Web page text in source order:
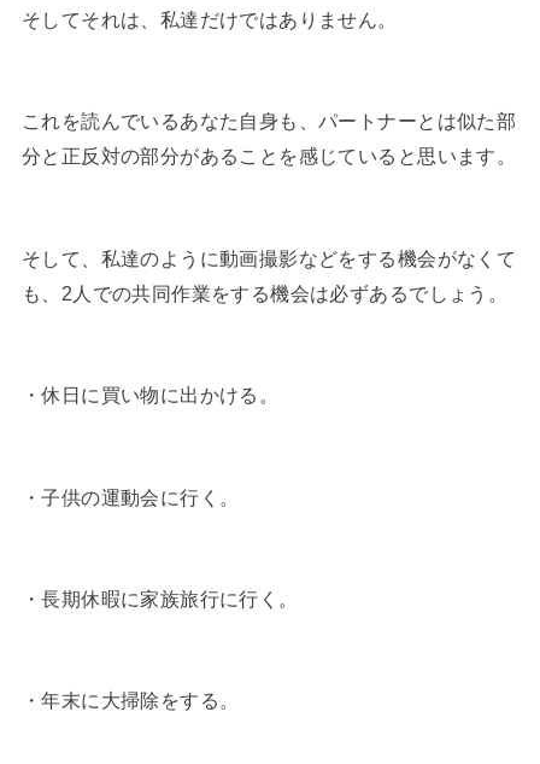
そしてそれは、私達だけではありません。
これを読んでいるあなた自身も、パートナーとは似た部
分と正反対の部分があることを感じていると思います。
そして、私達のように動画撮影などをする機会がなくて
も、2人での共同作業をする機会は必ずあるでしょう。
・休日に買い物に出かける。
・子供の運動会に行く。
・長期休暇に家族旅行に行く。
・年末に大掃除をする。